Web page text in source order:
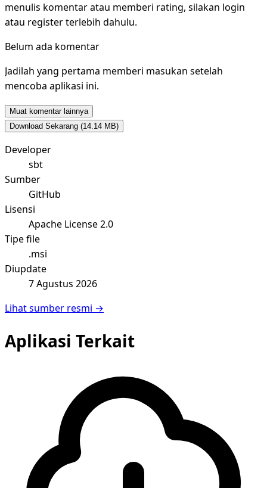
menulis komentar atau memberi rating, silakan login
atau register terlebih dahulu.
Belum ada komentar
Jadilah yang pertama memberi masukan setelah
mencoba aplikasi ini.
Muat komentar lainnya
Download Sekarang (14.14 MB)
Developer
sbt
Sumber
GitHub
Lisensi
Apache License 2.0
Tipe file
.msi
Diupdate
7 Agustus 2026
Lihat sumber resmi →
Aplikasi Terkait